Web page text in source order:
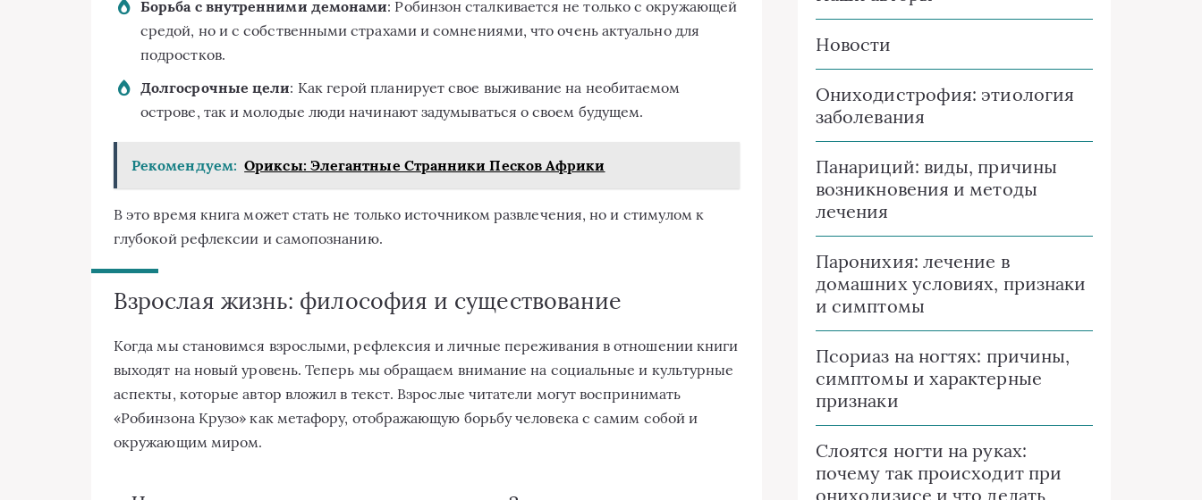
Борьба с внутренними демонами: Робинзон сталкивается не только с окружающей
средой, но и с собственными страхами и сомнениями, что очень актуально для
подростков.
Долгосрочные цели: Как герой планирует свое выживание на необитаемом
острове, так и молодые люди начинают задумываться о своем будущем.
Рекомендуем: Ориксы: Элегантные Странники Песков Африки
В это время книга может стать не только источником развлечения, но и стимулом к
глубокой рефлексии и самопознанию.
Взрослая жизнь: философия и существование
Когда мы становимся взрослыми, рефлексия и личные переживания в отношении книги
выходят на новый уровень. Теперь мы обращаем внимание на социальные и культурные
аспекты, которые автор вложил в текст. Взрослые читатели могут воспринимать
«Робинзона Крузо» как метафору, отображающую борьбу человека с самим собой и
окружающим миром.
Новости
Ониходистрофия: этиология
заболевания
Панариций: виды, причины
возникновения и методы
лечения
Паронихия: лечение в
домашних условиях, признаки
и симптомы
Псориаз на ногтях: причины,
симптомы и характерные
признаки
Слоятся ногти на руках:
почему так происходит при
онихолизисе и что делать